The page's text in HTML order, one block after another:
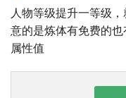
人物等级提升一等级
意的是炼体有免费的
属性值